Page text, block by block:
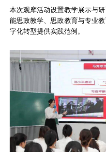
本次观摩活动设置教学展示与
能思政教学、思政教育与专业
字化转型提供实践范例。